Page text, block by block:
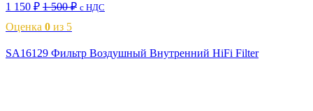
1 150 ₽ 1 500₽ с НДС
Оценка 0 из 5
SA16129 Фильтр Воздушный Внутренний HiFi Filter